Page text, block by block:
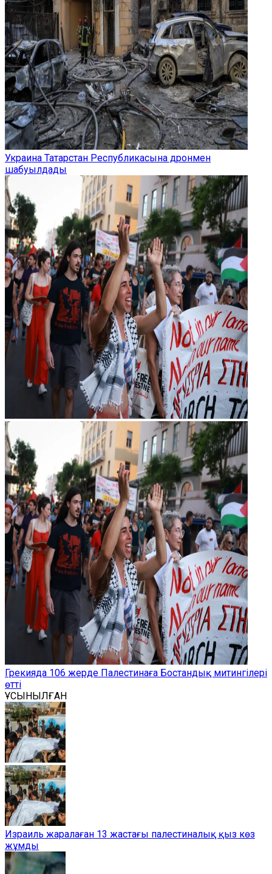
Украина Татарстан Республикасына дронмен
шабуылдады
Грекияда 106 жерде Палестинаға Бостандық митингілері
өтті
ҰСЫНЫЛҒАН
Израиль жаралаған 13 жастағы палестиналық қыз көз
жұмды